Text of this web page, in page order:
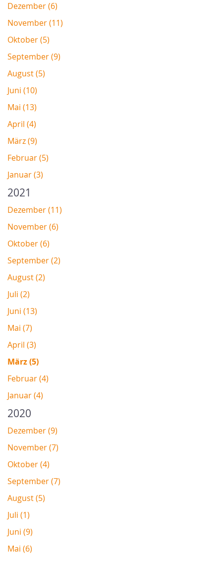
Dezember (6)
November (11)
Oktober (5)
September (9)
August (5)
Juni (10)
Mai (13)
April (4)
März (9)
Februar (5)
Januar (3)
2021
Dezember (11)
November (6)
Oktober (6)
September (2)
August (2)
Juli (2)
Juni (13)
Mai (7)
April (3)
März (5)
Februar (4)
Januar (4)
2020
Dezember (9)
November (7)
Oktober (4)
September (7)
August (5)
Juli (1)
Juni (9)
Mai (6)